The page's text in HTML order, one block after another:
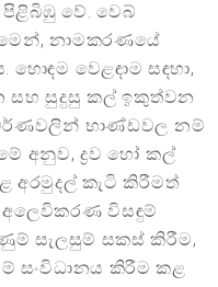
වේ. වෙබ්
නාමකරණයේ
වෙළඳාම සඳහා,
සහ සුදුසු කල් ඉකුත්වන
භාණ්ඩවල නම්
අනුව, ද්‍රව හෝ කල්
අරමුදල් කැටි කිරීමත්
අලෙවිකරණ විසඳුම්
සැලසුම් සකස් කිරීම,
සංවිධානය කිරීම කළ